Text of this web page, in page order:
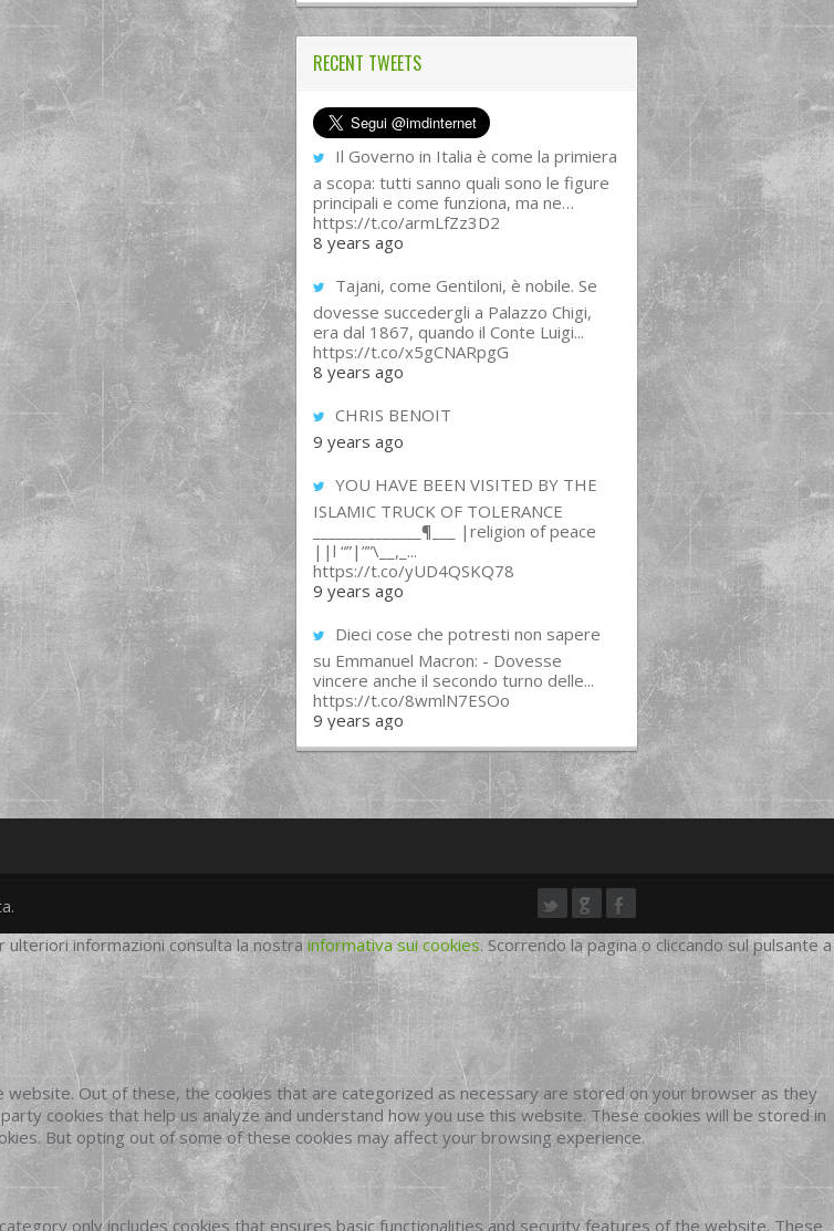
RECENT TWEETS
Il Governo in Italia è come la primiera
a scopa: tutti sanno quali sono le figure
principali e come funziona, ma ne…
https://t.co/armLfZz3D2
8 years ago
Tajani, come Gentiloni, è nobile. Se
dovesse succedergli a Palazzo Chigi,
era dal 1867, quando il Conte Luigi...
https://t.co/x5gCNARpgG
8 years ago
CHRIS BENOIT
9 years ago
YOU HAVE BEEN VISITED BY THE
ISLAMIC TRUCK OF TOLERANCE
______________¶___ |religion of peace
||l “”|””\__,_...
https://t.co/yUD4QSKQ78
9 years ago
Dieci cose che potresti non sapere
su Emmanuel Macron: - Dovesse
vincere anche il secondo turno delle...
https://t.co/8wmlN7ESOo
9 years ago
informazioni consulta la nostra informativa sui cookies. Scorrendo la pagina o cliccando sul pulsante a
Out of these, the cookies that are categorized as necessary are stored on your browser as they
cookies that help us analyze and understand how you use this website. These cookies will be stored in
But opting out of some of these cookies may affect your browsing experience.
only includes cookies that ensures basic functionalities and security features of the website. These